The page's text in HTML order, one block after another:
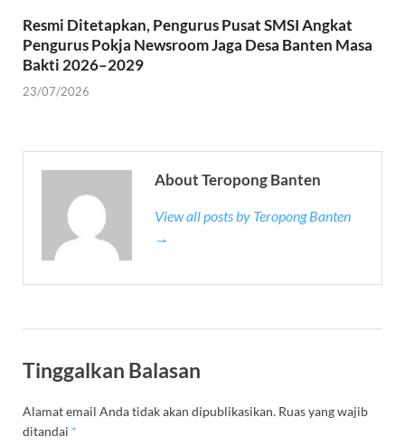
Resmi Ditetapkan, Pengurus Pusat SMSI Angkat
Pengurus Pokja Newsroom Jaga Desa Banten Masa
Bakti 2026–2029
23/07/2026
About Teropong Banten
View all posts by Teropong Banten
→
Tinggalkan Balasan
Alamat email Anda tidak akan dipublikasikan. Ruas yang wajib
ditandai *